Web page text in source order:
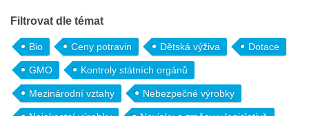
Filtrovat dle témat
Bio Ceny potravin Dětská výživa Dotace
GMO Kontroly státních orgánů
Mezinárodní vztahy Nebezpečné výrobky